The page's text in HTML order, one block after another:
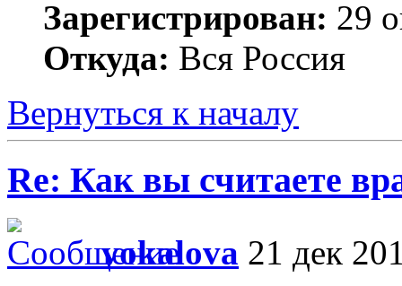
Зарегистрирован: 29
Откуда: Вся Россия
Вернуться к началу
Re: Как вы считаете
vokalova 21 дек